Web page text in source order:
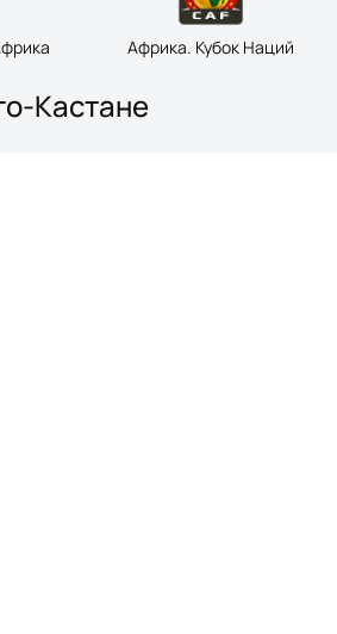
Африка. Кубок Наций
Кастане